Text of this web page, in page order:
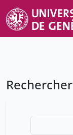
Rechercher